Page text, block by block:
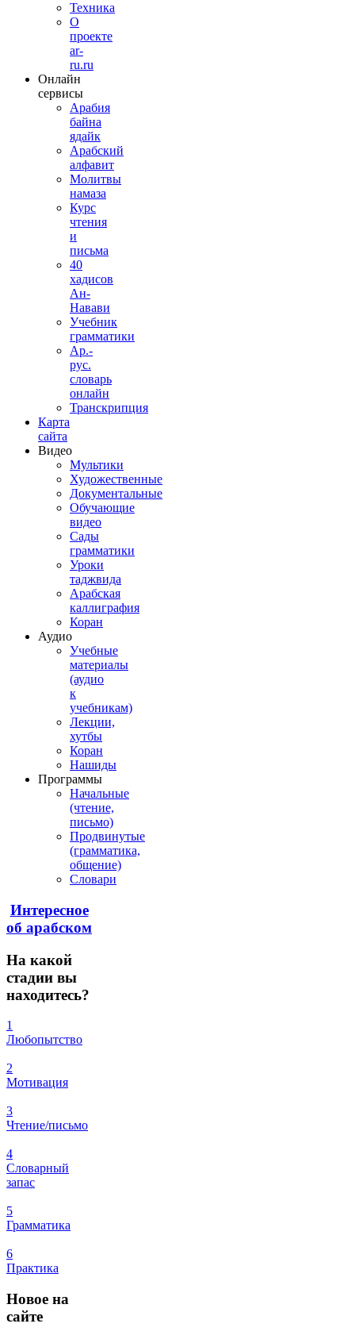
Техника
О
проекте
ar-
ru.ru
Онлайн
сервисы
Арабия
байна
ядайк
Арабский
алфавит
Молитвы
намаза
Курс
чтения
и
письма
40
хадисов
Ан-
Навави
Учебник
грамматики
Ар.-
рус.
словарь
онлайн
Транскрипция
Карта
сайта
Видео
Мультики
Художественные
Документальные
Обучающие
видео
Сады
грамматики
Уроки
таджвида
Арабская
каллиграфия
Коран
Аудио
Учебные
материалы
(аудио
к
учебникам)
Лекции,
хутбы
Коран
Нашиды
Программы
Начальные
(чтение,
письмо)
Продвинутые
(грамматика,
общение)
Словари
Интересное
об арабском
На какой
стадии вы
находитесь?
1
Любопытство
2
Мотивация
3
Чтение/письмо
4
Словарный
запас
5
Грамматика
6
Практика
Новое на
сайте